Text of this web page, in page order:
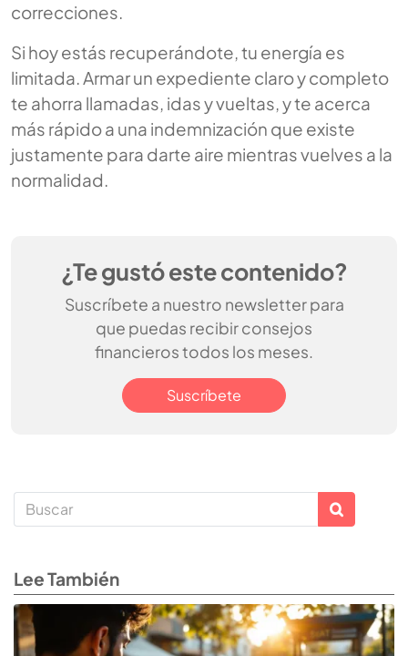
correcciones.
Si hoy estás recuperándote, tu energía es
limitada. Armar un expediente claro y completo
te ahorra llamadas, idas y vueltas, y te acerca
más rápido a una indemnización que existe
justamente para darte aire mientras vuelves a la
normalidad.
¿Te gustó este contenido?
Suscríbete a nuestro newsletter para
que puedas recibir consejos
financieros todos los meses.
Suscríbete
Lee También